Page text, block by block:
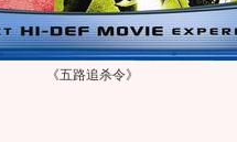
《五路追杀令》